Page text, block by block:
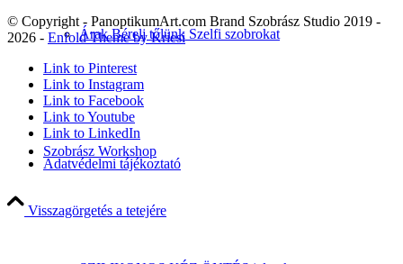
Árak Bérelj tőlünk Szelfi szobrokat
Szobrász Workshop
© Copyright - PanoptikumArt.com Brand Szobrász Studio 2019 -
2026 - Enfold Theme by Kriesi
Link to Pinterest
Link to Instagram
Link to Facebook
Link to Youtube
Link to LinkedIn
Adatvédelmi tájékoztató
Visszagörgetés a tetejére